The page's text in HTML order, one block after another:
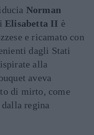
Norman
Elisabetta II è
e ricamato con
dagli Stati
alla
aveva
di mirto, come
regina